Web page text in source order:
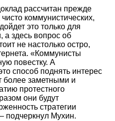
рассчитан прежде
коммунистических,
это только для
а здесь вопрос об
не настолько остро,
«Коммунисты
повестку. А
способ поднять интерес
более заметными и
протестного
они будут
стратегии
подчеркнул Мухин.